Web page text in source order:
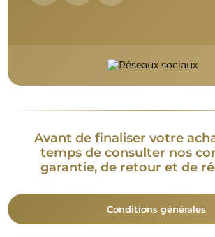
Avant de finaliser votre
temps de consulter nos
garantie, de retour et de
Conditions générales